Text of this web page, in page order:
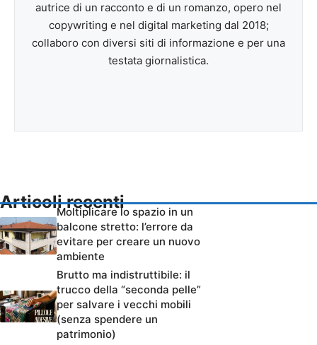
autrice di un racconto e di un romanzo, opero nel
copywriting e nel digital marketing dal 2018;
collaboro con diversi siti di informazione e per una
testata giornalistica.
Articoli recenti
Moltiplicare lo spazio in un
balcone stretto: l’errore da
evitare per creare un nuovo
ambiente
Brutto ma indistruttibile: il
trucco della “seconda pelle”
per salvare i vecchi mobili
(senza spendere un
patrimonio)